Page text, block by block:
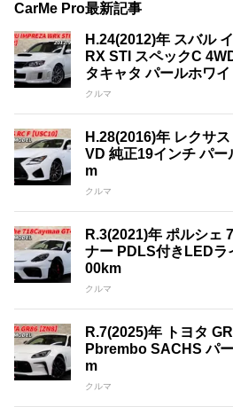
CarMe Pro最新記事
H.24(2012)年 スバル
RX STI スペックC
タキャタ パールホワ
クルマ
H.28(2016)年 レクサ
VD 純正19インチ パ
m
クルマ
R.3(2021)年 ポルシェ
ナー PDLS付きLEDラ
00km
クルマ
R.7(2025)年 トヨタ
Pbrembo SACHS パ
m
クルマ